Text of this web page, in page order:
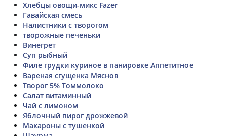
Хлебцы овощи-микс Fazer
Гавайская смесь
Налистники с творогом
творожные печеньки
Винегрет
Суп рыбный
Филе грудки куриное в панировке Аппетитное
Вареная сгущенка Мяснов
Творог 5% Томмолоко
Салат витаминный
Чай с лимоном
Яблочный пирог дрожжевой
Макароны с тушенкой